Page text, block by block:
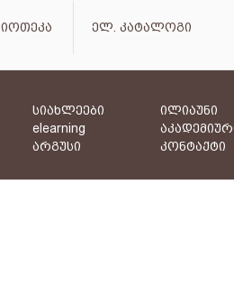
ელ. კატალოგი
სიახლეები
elearning
არგუსი
ილიაუნი
კონტაქტი